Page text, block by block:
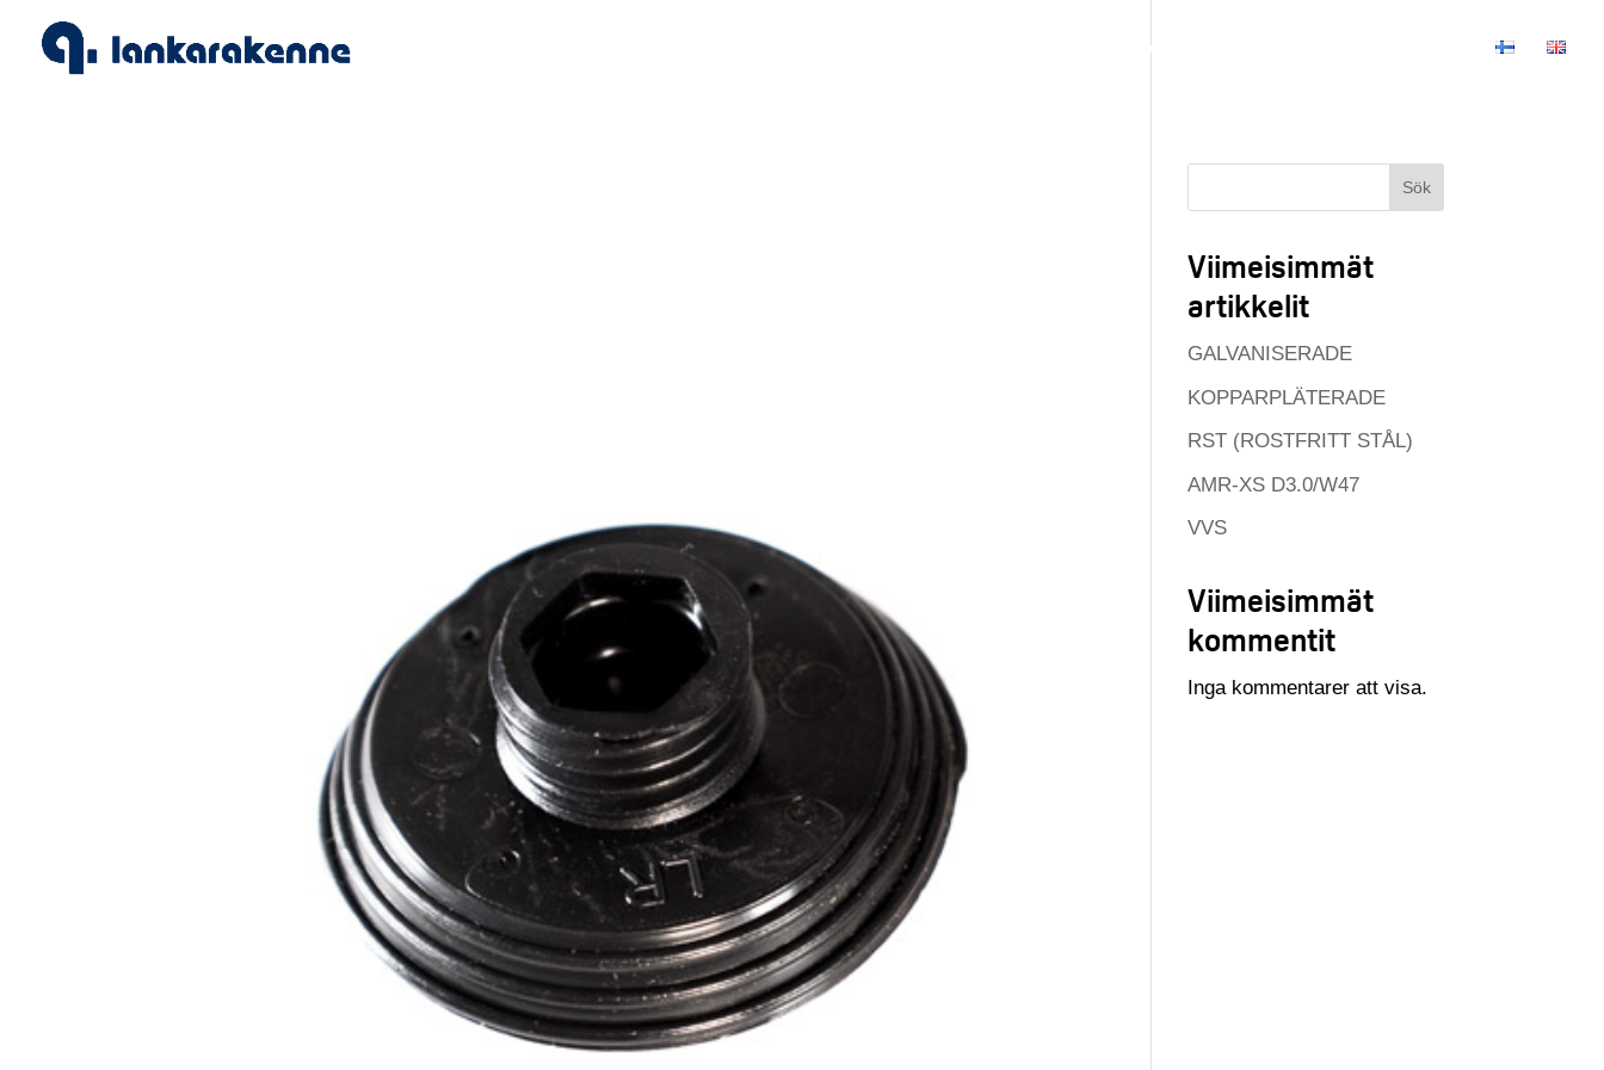
Produkter
Sök
Viimeisimmät
artikkelit
GALVANISERADE
KOPPARPLÄTERADE
RST (ROSTFRITT STÅL)
AMR-XS D3.0/W47
VVS
Viimeisimmät
kommentit
Inga kommentarer att visa.